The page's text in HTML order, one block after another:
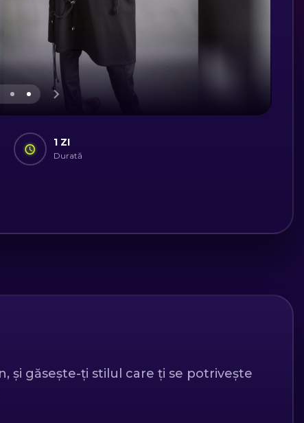
1 ZI
Durată
și găsește-ți stilul care ți se potrivește